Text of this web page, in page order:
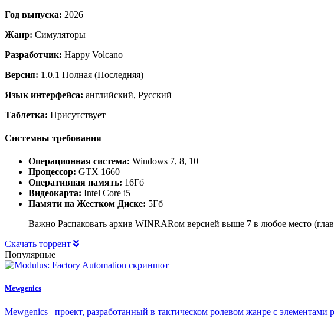
Год выпуска: 2026
Жанр: Симуляторы
Разработчик: Happy Volcano
Версия: 1.0.1 Полная (Последняя)
Язык интерфейса: английский, Русский
Таблетка: Присутствует
Системны требования
Операционная система: Windows 7, 8, 10
Процессор: GTX 1660
Оперативная память: 16Гб
Видеокарта: Intel Core i5
Памяти на Жестком Диске: 5Гб
Важно Распаковать архив WINRARом версией выше 7 в любое место
Скачать торрент
Популярные
Mewgenics
Mewgenics– проект, разработанный в тактическом ролевом жанре с